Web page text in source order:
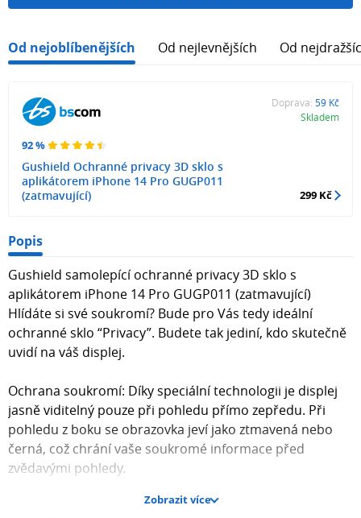
Od nejoblíbenějších Od nejlevnějších Od
92 %
Gushield Ochranné privacy 3D sklo s
aplikátorem iPhone 14 Pro GUGP011
(zatmavující)
Doprava: 59 Kč
Skladem
299 Kč
Popis
Gushield samolepící ochranné privacy 3D sklo s
aplikátorem iPhone 14 Pro GUGP011 (zatmavující)
Hlídáte si své soukromí? Bude pro Vás tedy ideální
ochranné sklo “Privacy”. Budete tak jediní, kdo skutečně
uvidí na váš displej.
Ochrana soukromí: Díky speciální technologii je displej
jasně viditelný pouze při pohledu přímo zepředu. Při
pohledu z boku se obrazovka jeví jako ztmavená nebo
černá, což chrání vaše soukromé informace před
zvědavými pohledy.
Zobrazit více